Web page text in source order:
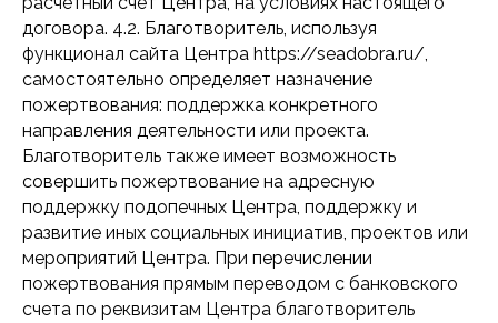
договора. 4.2. Благотворитель, используя
функционал сайта Центра https://seadobra.ru/,
самостоятельно определяет назначение
пожертвования: поддержка конкретного
направления деятельности или проекта.
Благотворитель также имеет возможность
совершить пожертвование на адресную
поддержку подопечных Центра, поддержку и
развитие иных социальных инициатив, проектов или
мероприятий Центра. При перечислении
пожертвования прямым переводом с банковского
счета по реквизитам Центра благотворитель